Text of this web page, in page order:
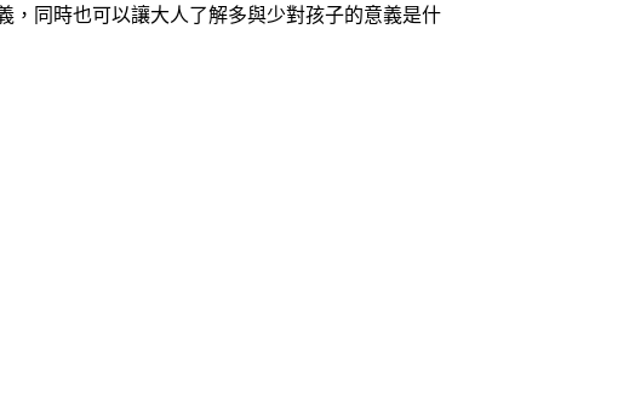
，同時也可以讓大人了解多與少對孩子的意義是什